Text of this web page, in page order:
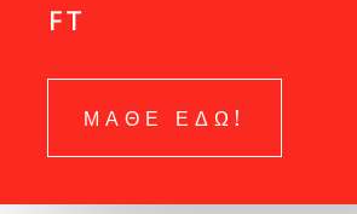
FT
ΜΑΘΕ ΕΔΩ!